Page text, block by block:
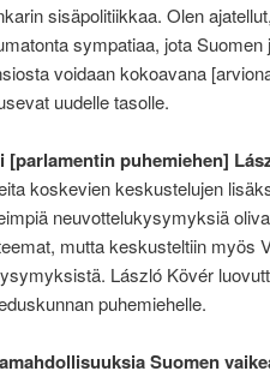
sisäpolitiikkaa. Olen
sympatiaa, jota
voidaan kokoavana
uudelle tasolle.
puhemiehen]
koskevien keskustelujen
neuvottelukysymyksiä
mutta keskusteltiin myös
László Kövér
puhemiehelle.
Suomen